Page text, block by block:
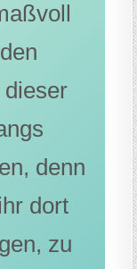
denn
dort
zu